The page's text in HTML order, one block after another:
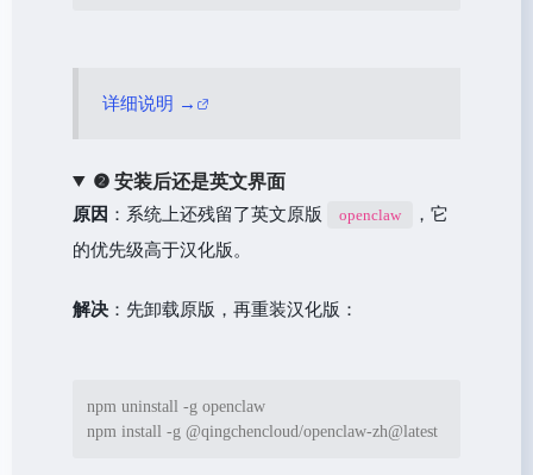
详细说明 →
❷ 安装后还是英文界面
原因 ：系统上还残留了英文原版 openclaw
，它
的优先级高于汉化版。
解决 ：先卸载原版，再重装汉化版：
npm uninstall -g openclaw
npm install -g @qingchencloud/openclaw-zh@latest